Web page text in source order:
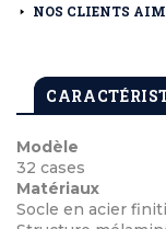
NOS CLIENTS
Modèle
32 cases
Matériaux
Socle en acier